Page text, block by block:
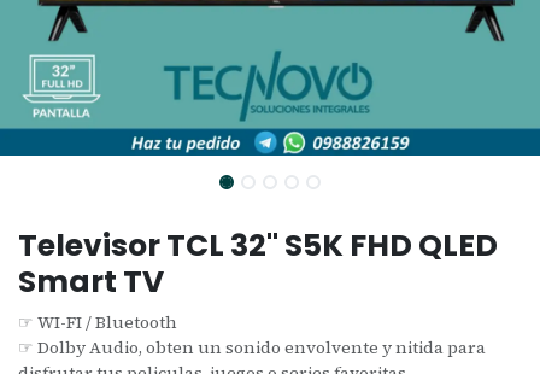
Televisor TCL 32" S5K FHD QLED
Smart TV
☞ WI-FI / Bluetooth
☞ Dolby Audio, obten un sonido envolvente y nitida para